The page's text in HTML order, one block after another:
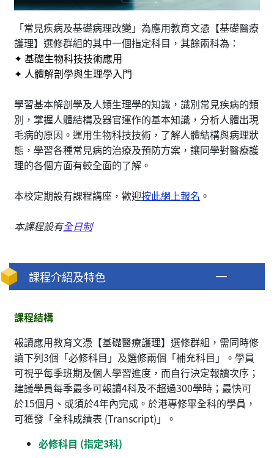
「常見疾病及基礎病理改變」為應用教育文憑【基礎醫療
護理】選修群組的其中一個指定科目，其餘兩科為：
✦ 基礎生物科技技術應用
✦ 人體解剖學與生理學入門
學習基本解剖學及人類生理學的知識，識別常見疾病的類
別，掌握人體結構及器官運作的基本知識，分析人體出現
毛病的原因。運用生物科技技術，了解人體結構與病理狀
態，學習各種常見病的治療及預防方案，讓同學對醫療護
理的各個方面有較全面的了解。
本校定期設有課程講座，歡迎按此網上報名 。
本課程設有全日制
課程介紹及特色
課程結構
報讀應用教育文憑【基礎醫療護理】選修群組，需同時修
讀下列3個「必修科目」及選修兩個「補充科目」。學員
可視乎每季班期及個人學習進度，而自行決定報讀次序；
建議學員每季最多可報讀4科及不超過300學時；最快可
於15個月、或須於4年內完成。於港專修畢全科的學員，
可獲發「全科成績表 (Transcript)」。
必修科目 (指定3科)